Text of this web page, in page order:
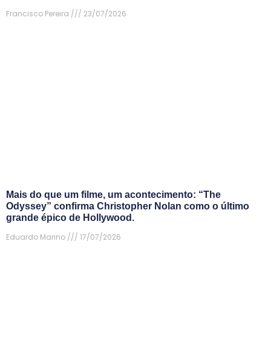
Francisco Pereira
23/07/2026
Mais do que um filme, um acontecimento: “The
Odyssey” confirma Christopher Nolan como o último
grande épico de Hollywood.
Eduardo Marino
17/07/2026